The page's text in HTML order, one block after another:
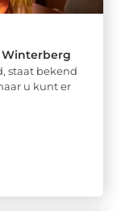
Winterberg
staat bekend
u kunt er